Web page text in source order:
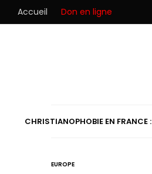
Accueil Don en ligne
CHRISTIANOPHOBIE EN FRANCE :
EUROPE